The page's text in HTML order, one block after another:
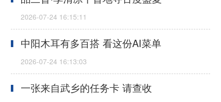
中阳木耳有多百搭 看这份AI菜单
一张来自武乡的任务卡 请查收